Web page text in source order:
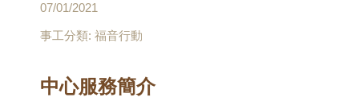
07/01/2021
事工分類: 福音行動
中心服務簡介